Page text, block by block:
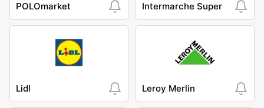
POLOmarket Intermarche Super
Lidl Leroy Merlin